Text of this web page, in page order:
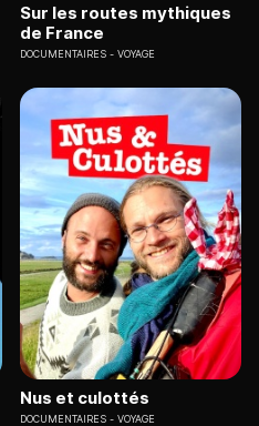
Sur les routes mythiques
de France
DOCUMENTAIRES VOYAGE
Nus et culottés
DOCUMENTAIRES VOYAGE